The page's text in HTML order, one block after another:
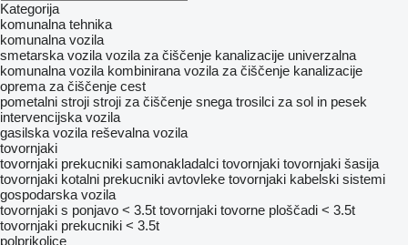
Kategorija
komunalna tehnika
komunalna vozila
smetarska vozila vozila za čiščenje kanalizacije univerzalna
komunalna vozila kombinirana vozila za čiščenje kanalizacije
oprema za čiščenje cest
pometalni stroji stroji za čiščenje snega trosilci za sol in pesek
intervencijska vozila
gasilska vozila reševalna vozila
tovornjaki
tovornjaki prekucniki samonakladalci tovornjaki tovornjaki šasija
tovornjaki kotalni prekucniki avtovleke tovornjaki kabelski sistemi
gospodarska vozila
tovornjaki s ponjavo < 3.5t tovornjaki tovorne ploščadi < 3.5t
tovornjaki prekucniki < 3.5t
polprikolice